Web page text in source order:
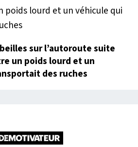
sur l’autoroute suite
un poids lourd et un
des ruches